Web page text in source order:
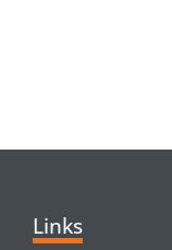
Links